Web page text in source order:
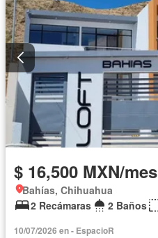
$ 16,500 MXN/mes
Bahías, Chihuahua
2 Recámaras
2 Baños
10/07/2026 en - EspacioR